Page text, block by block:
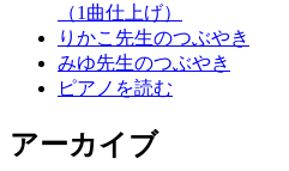
（1曲仕上げ）
りかこ先生のつぶやき
みゆ先生のつぶやき
ピアノを読む
アーカイブ